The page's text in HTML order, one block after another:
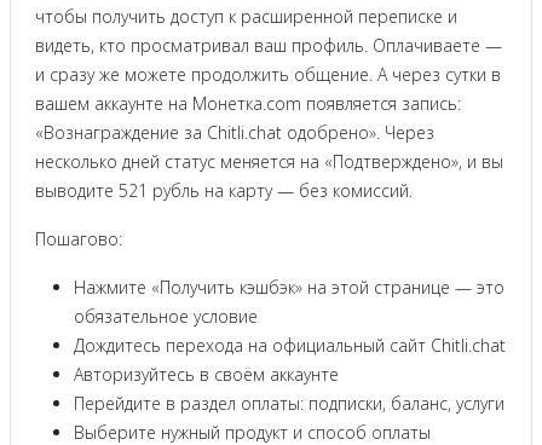
чтобы получить доступ к расширенной переписке и
видеть, кто просматривал ваш профиль. Оплачиваете —
и сразу же можете продолжить общение. А через сутки в
вашем аккаунте на Монетка.com появляется запись:
«Вознаграждение за Chitli.chat одобрено». Через
несколько дней статус меняется на «Подтверждено», и вы
выводите 521 рубль на карту — без комиссий.
Пошагово:
Нажмите «Получить кэшбэк» на этой странице — это
обязательное условие
Дождитесь перехода на официальный сайт Chitli.chat
Авторизуйтесь в своём аккаунте
Перейдите в раздел оплаты: подписки, баланс, услуги
Выберите нужный продукт и способ оплаты